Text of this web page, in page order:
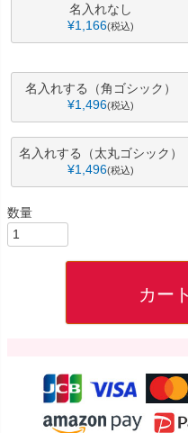
名入れなし
¥1,166 税込
名入れする（角ゴシック）
¥1,496 税込
名入れする（太丸ゴシック）
¥1,496 税込
カー